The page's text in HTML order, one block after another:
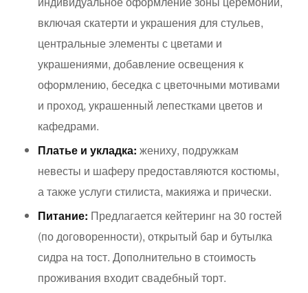
включая скатерти и украшения для стульев,
центральные элементы с цветами и
украшениями, добавление освещения к
оформлению, беседка с цветочными мотивами
и проход, украшенный лепестками цветов и
кафедрами.
Платье и укладка: жениху, подружкам
невесты и шаферу предоставляются костюмы,
а также услуги стилиста, макияжа и прически.
Питание: Предлагается кейтеринг на 30 гостей
(по договоренности), открытый бар и бутылка
сидра на тост. Дополнительно в стоимость
проживания входит свадебный торт.